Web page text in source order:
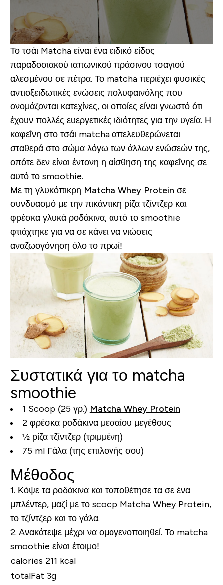
Το τσάι Matcha είναι ένα ειδικό είδος
παραδοσιακού ιαπωνικού πράσινου τσαγιού
αλεσμένου σε πέτρα. Το matcha περιέχει φυσικές
αντιοξειδωτικές ενώσεις πολυφαινόλης που
ονομάζονται κατεχίνες, οι οποίες είναι γνωστό ότι
έχουν πολλές ευεργετικές ιδιότητες για την υγεία. Η
καφεΐνη στο τσάι matcha απελευθερώνεται
σταθερά στο σώμα λόγω των άλλων ενώσεών της,
οπότε δεν είναι έντονη η αίσθηση της καφεΐνης σε
αυτό το smoothie.
Με τη γλυκόπικρη Matcha Whey Protein σε
συνδυασμό με την πικάντικη ρίζα τζίντζερ και
φρέσκα γλυκά ροδάκινα, αυτό το smoothie
φτιάχτηκε για να σε κάνει να νιώσεις
αναζωογόνηση όλο το πρωί!
Συστατικά για το matcha
smoothie
1 Scoop (25 γρ.) Matcha Whey Protein
2 φρέσκα ροδάκινα μεσαίου μεγέθους
½ ρίζα τζίντζερ (τριμμένη)
75 ml Γάλα (της επιλογής σου)
Μέθοδος
1. Κόψε τα ροδάκινα και τοποθέτησε τα σε ένα
μπλέντερ, μαζί με το scoop Matcha Whey Protein,
το τζίντζερ και το γάλα.
2. Ανακάτεψε μέχρι να ομογενοποιηθεί. Το matcha
smoothie είναι έτοιμο!
calories 211 kcal
totalFat 3g